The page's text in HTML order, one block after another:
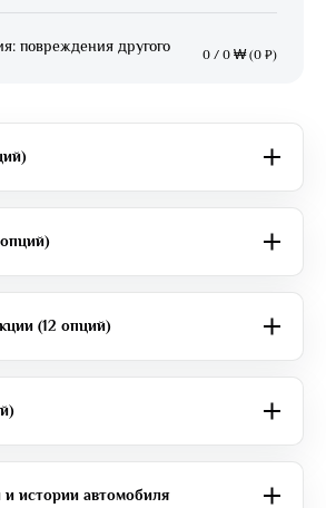
повреждения другого
0 / 0 ₩ (0 ₽)
(12 опций)
истории автомобиля